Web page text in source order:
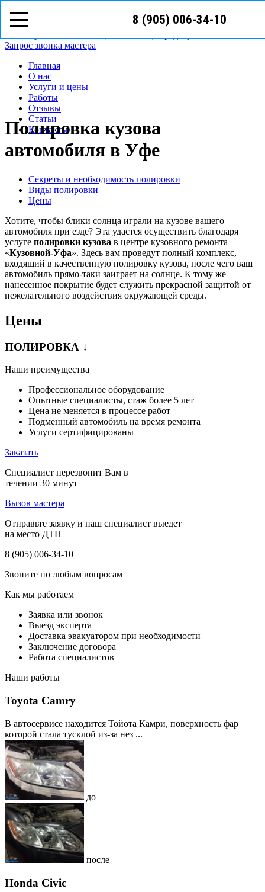
8 (905) 006-34-10
8 (905)
г. Уфа ул. Владивостокская, д.1
Запрос звонка мастера
Главная
О нас
Услуги и цены
Работы
Отзывы
Статьи
Контакты
Полировка кузова
автомобиля в Уфе
Секреты и необходимость полировки
Виды полировки
Цены
Хотите, чтобы блики солнца играли на кузове вашего
автомобиля при езде? Эта удастся осуществить благодаря
услуге полировки кузова в центре кузовного ремонта
«Кузовной-Уфа». Здесь вам проведут полный комплекс,
входящий в качественную полировку кузова, после чего ваш
автомобиль прямо-таки заиграет на солнце. К тому же
нанесенное покрытие будет служить прекрасной защитой от
нежелательного воздействия окружающей среды.
Цены
ПОЛИРОВКА ↓
Наши преимущества
Профессиональное оборудование
Опытные специалисты, стаж более 5 лет
Цена не меняется в процессе работ
Подменный автомобиль на время ремонта
Услуги сертифицированы
Заказать
Специалист перезвонит Вам в
течении 30 минут
Вызов мастера
Отправьте заявку и наш специалист выедет
на место ДТП
8 (905) 006-34-10
Звоните по любым вопросам
Как мы работаем
Заявка или звонок
Выезд эксперта
Доставка эвакуатором при необходимости
Заключение договора
Работа специалистов
Наши работы
Toyota Camry
В автосервисе находится Тойота Камри, поверхность фар
которой стала тусклой из-за нез ...
до
после
Honda Civic